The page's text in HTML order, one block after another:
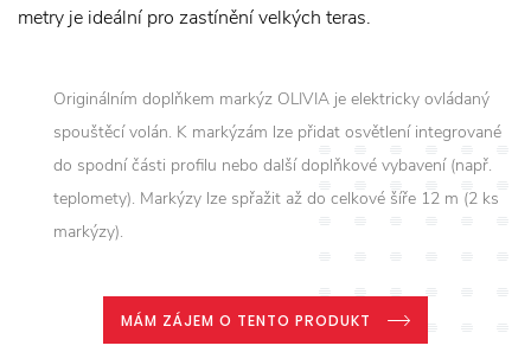
metry je ideální pro zastínění velkých teras.
Originálním doplňkem markýz OLIVIA je elektricky ovládaný
spouštěcí volán. K markýzám lze přidat osvětlení integrované
do spodní části profilu nebo další doplňkové vybavení (např.
teplomety). Markýzy lze spřažit až do celkové šíře 12 m (2 ks
markýzy).
MÁM ZÁJEM O TENTO PRODUKT